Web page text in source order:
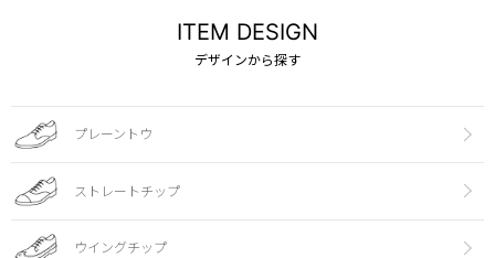
ITEM DESIGN
デザインから探す
プレーントウ
ストレートチップ
ウイングチップ